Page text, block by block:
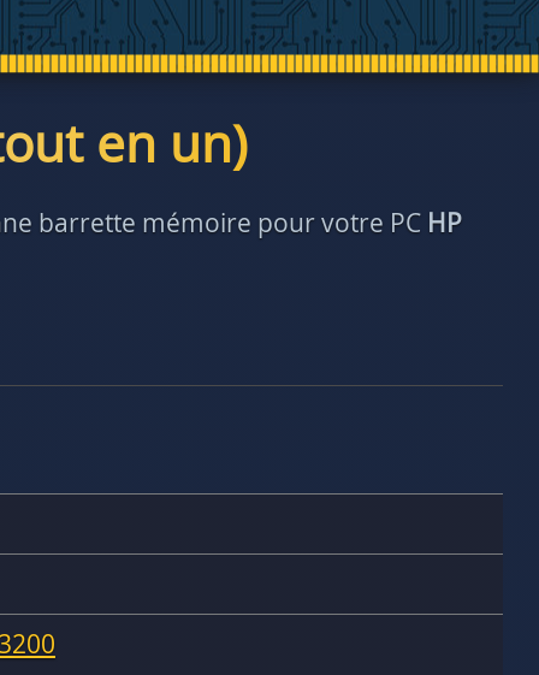
en un)
barrette mémoire pour votre PC HP